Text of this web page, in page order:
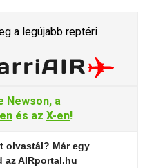
a legújabb reptéri
Newson, a
és az X-en!
olvastál? Már egy
az AIRportal.hu